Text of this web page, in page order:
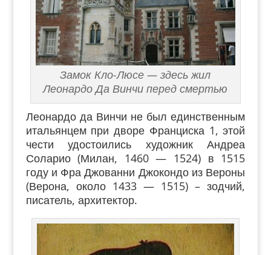
Замок Кло-Люсе — здесь жил
Леонардо Да Винчи перед смертью
Леонардо да Винчи не был единственным
итальянцем при дворе Франциска 1, этой
чести удостоились художник Андреа
Соларио (Милан, 1460 — 1524) в 1515
году и Фра Джованни Джокондо из Вероны
(Верона, около 1433 — 1515) – зодчий,
писатель, архитектор.